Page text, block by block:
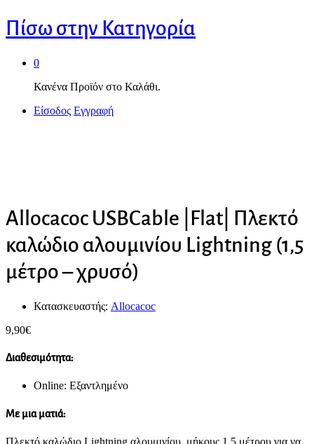
Πίσω στην Κατηγορία
0
Κανένα Προϊόν στο Καλάθι.
Είσοδος Εγγραφή
Allocacoc USBCable |Flat| Πλεκτό
καλώδιο αλουμινίου Lightning (1,5
μέτρο – χρυσό)
Κατασκευαστής: Allocacoc
9,90€
Διαθεσιμότητα:
Online: Εξαντλημένο
Με μια ματιά:
Πλεκτό καλώδιο Lightning αλουμινίου, μήκους 1,5 μέτρου για να